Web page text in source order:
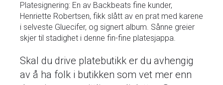
Platesignering: En av Backbeats fine kunder,
Henriette Robertsen, fikk slått av en prat med karene
i selveste Gluecifer, og signert album. Sånne greier
skjer til stadighet i denne fin-fine platesjappa.
Skal du drive platebutikk er du avhengig
av å ha folk i butikken som vet mer enn